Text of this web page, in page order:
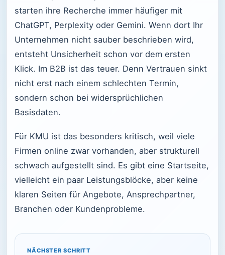
starten ihre Recherche immer häufiger mit
ChatGPT, Perplexity oder Gemini. Wenn dort Ihr
Unternehmen nicht sauber beschrieben wird,
entsteht Unsicherheit schon vor dem ersten
Klick. Im B2B ist das teuer. Denn Vertrauen sinkt
nicht erst nach einem schlechten Termin,
sondern schon bei widersprüchlichen
Basisdaten.
Für KMU ist das besonders kritisch, weil viele
Firmen online zwar vorhanden, aber strukturell
schwach aufgestellt sind. Es gibt eine Startseite,
vielleicht ein paar Leistungsblöcke, aber keine
klaren Seiten für Angebote, Ansprechpartner,
Branchen oder Kundenprobleme.
NÄCHSTER SCHRITT